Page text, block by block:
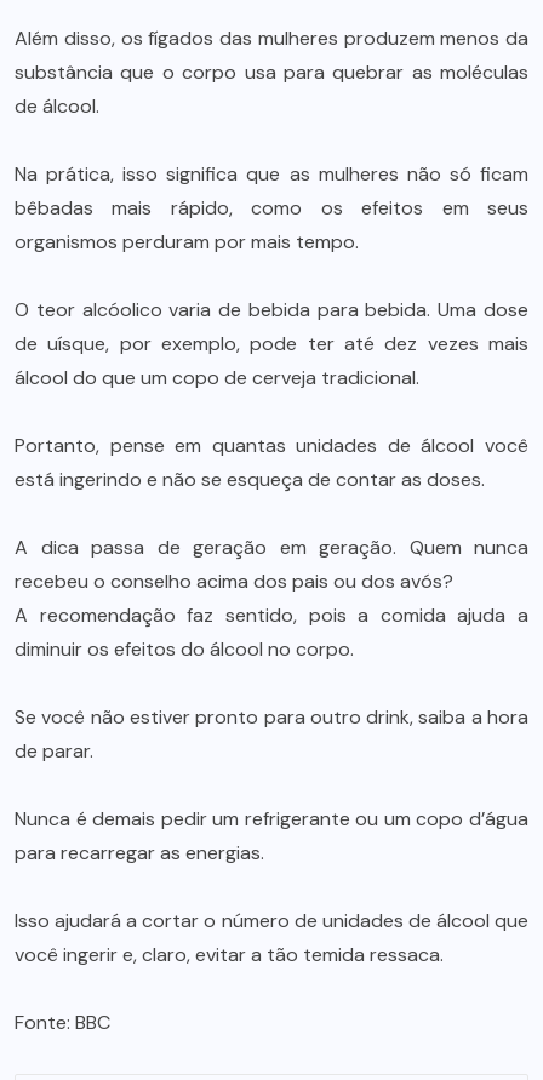
Além disso, os fígados das mulheres produzem menos da
substância que o corpo usa para quebrar as moléculas
de álcool.
Na prática, isso significa que as mulheres não só ficam
bêbadas mais rápido, como os efeitos em seus
organismos perduram por mais tempo.
O teor alcóolico varia de bebida para bebida. Uma dose
de uísque, por exemplo, pode ter até dez vezes mais
álcool do que um copo de cerveja tradicional.
Portanto, pense em quantas unidades de álcool você
está ingerindo e não se esqueça de contar as doses.
A dica passa de geração em geração. Quem nunca
recebeu o conselho acima dos pais ou dos avós?
A recomendação faz sentido, pois a comida ajuda a
diminuir os efeitos do álcool no corpo.
Se você não estiver pronto para outro drink, saiba a hora
de parar.
Nunca é demais pedir um refrigerante ou um copo d’água
para recarregar as energias.
Isso ajudará a cortar o número de unidades de álcool que
você ingerir e, claro, evitar a tão temida ressaca.
Fonte: BBC